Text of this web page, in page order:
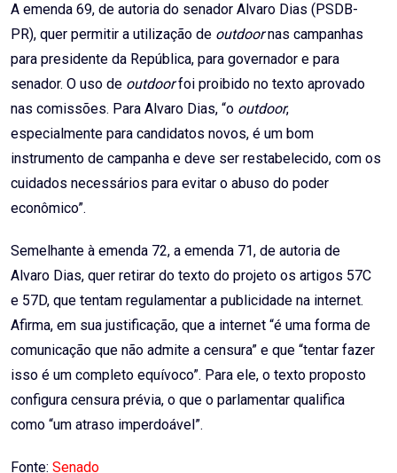
A emenda 69, de autoria do senador Alvaro Dias (PSDB-
PR), quer permitir a utilização de outdoornas campanhas
para presidente da República, para governador e para
senador. O uso de outdoorfoi proibido no texto aprovado
nas comissões. Para Alvaro Dias, “o outdoor,
especialmente para candidatos novos, é um bom
instrumento de campanha e deve ser restabelecido, com os
cuidados necessários para evitar o abuso do poder
econômico”.
Semelhante à emenda 72, a emenda 71, de autoria de
Alvaro Dias, quer retirar do texto do projeto os artigos 57C
e 57D, que tentam regulamentar a publicidade na internet.
Afirma, em sua justificação, que a internet “é uma forma de
comunicação que não admite a censura” e que “tentar fazer
isso é um completo equívoco”. Para ele, o texto proposto
configura censura prévia, o que o parlamentar qualifica
como “um atraso imperdoável”.
Fonte: Senado